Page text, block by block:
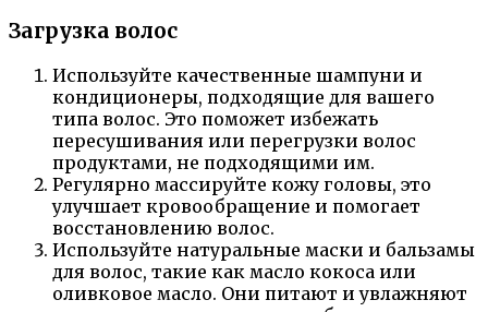
Загрузка волос
Используйте качественные шампуни и
кондиционеры, подходящие для вашего
типа волос. Это поможет избежать
пересушивания или перегрузки волос
продуктами, не подходящими им.
Регулярно массируйте кожу головы, это
улучшает кровообращение и помогает
восстановлению волос.
Используйте натуральные маски и бальзамы
для волос, такие как масло кокоса или
оливковое масло. Они питают и увлажняют